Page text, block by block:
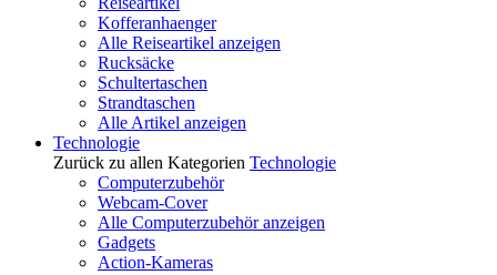
Kofferanhaenger
Alle Reiseartikel anzeigen
Rucksäcke
Schultertaschen
Strandtaschen
Alle Artikel anzeigen
Technologie
Zurück zu allen Kategorien Technologie
Computerzubehör
Webcam-Cover
Alle Computerzubehör anzeigen
Gadgets
Action-Kameras